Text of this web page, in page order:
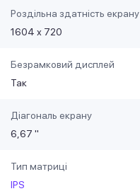
Роздільна здатність екрану
1604 х 720
Безрамковий дисплей
Так
Діагональ екрану
6,67 "
Тип матриці
IPS